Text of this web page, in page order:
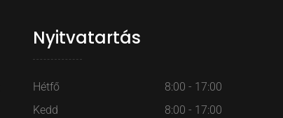
Nyitvatartás
Hétfő
8:00 - 17:00
Kedd
8:00 - 17:00